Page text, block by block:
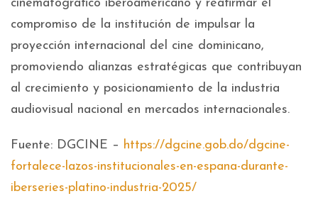
cinematográfico iberoamericano y reafirmar el
compromiso de la institución de impulsar la
proyección internacional del cine dominicano,
promoviendo alianzas estratégicas que contribuyan
al crecimiento y posicionamiento de la industria
audiovisual nacional en mercados internacionales.
Fuente: DGCINE – https://dgcine.gob.do/dgcine-
fortalece-lazos-institucionales-en-espana-durante-
iberseries-platino-industria-2025/